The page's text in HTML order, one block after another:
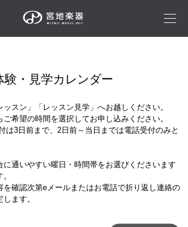
験・見学カレンダー
スン」「レッスン見学」へお越しください。
ご希望の時間を選択してお申し込みください。
は3日前まで、2日前～当日までは電話受付のみと
に通いやすい曜日・時間帯をお選びくださいます
を確認次第eメールまたはお電話で折り返し連絡の
ます。